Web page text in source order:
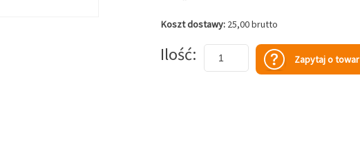
Koszt dostawy: 25,00 brutto
Ilość Zapytaj o towar